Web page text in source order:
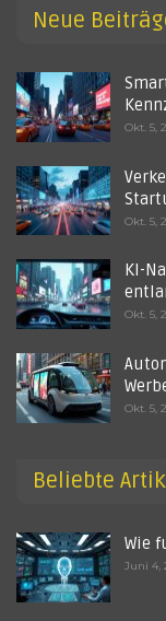
Neue
Okt. 5,
Okt. 5,
KI-
Okt. 5,
Okt. 5,
Beliebte
Wie
Juni 4,